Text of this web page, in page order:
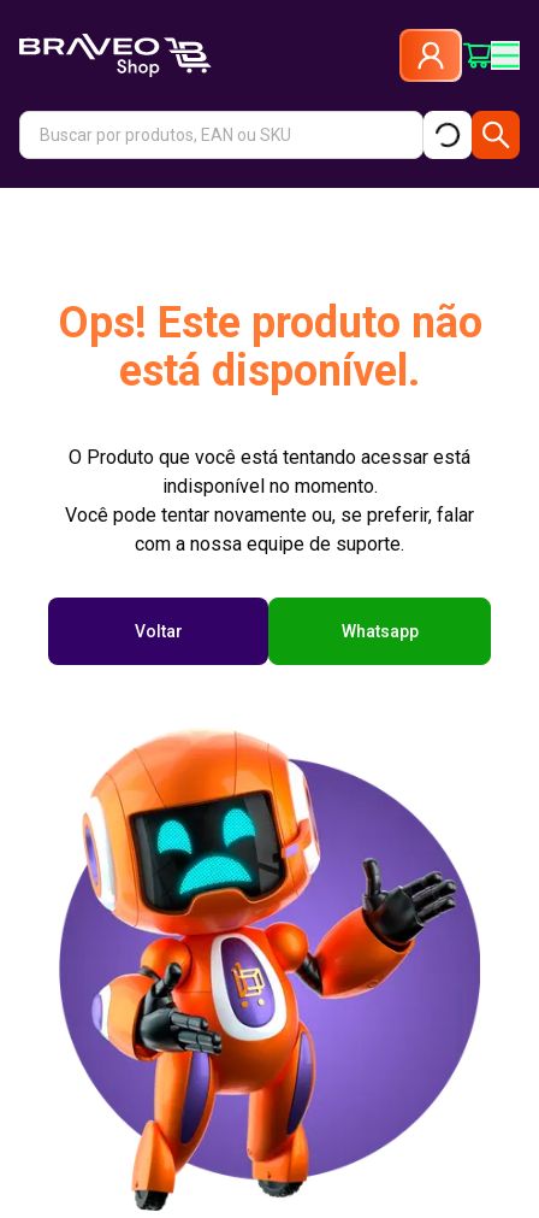
Ops! Este produto não
está disponível.
O Produto que você está tentando acessar está
indisponível no momento.
Você pode tentar novamente ou, se preferir, falar
com a nossa equipe de suporte.
Voltar Whatsapp